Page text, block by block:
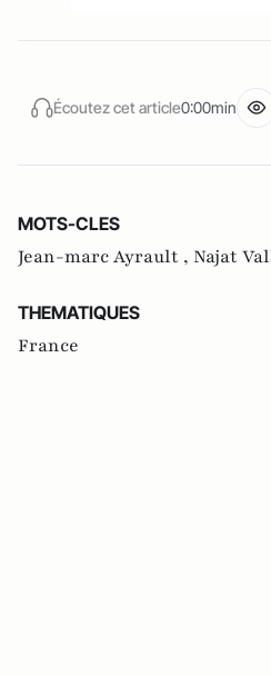
Écoutez cet article0:00min
MOTS-CLES
Jean-marc Ayrault , Najat
THEMATIQUES
France